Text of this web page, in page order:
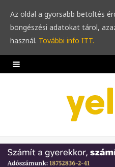
Az oldal a gyorsabb betöltés
böngészési adatokat tárol,
használ. További info ITT.